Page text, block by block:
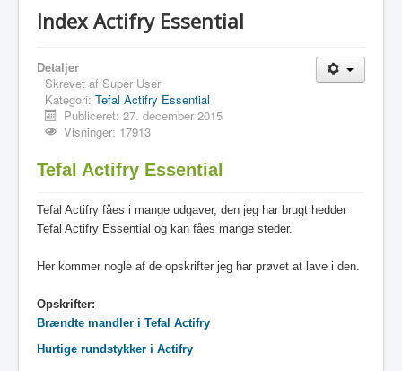
Index Actifry Essential
Detaljer
Skrevet af Super User
Kategori: Tefal Actifry Essential
Publiceret: 27. december 2015
Visninger: 17913
Tefal Actifry Essential
Tefal Actifry fåes i mange udgaver, den jeg har brugt hedder
Tefal Actifry Essential og kan fåes mange steder.
Her kommer nogle af de opskrifter jeg har prøvet at lave i den.
Opskrifter:
Brændte mandler i Tefal Actifry
Hurtige rundstykker i Actifry